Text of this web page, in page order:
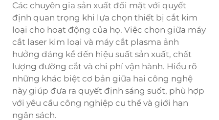
Các chuyên gia sản xuất đối mặt với quyết
định quan trọng khi lựa chọn thiết bị cắt kim
loại cho hoạt động của họ. Việc chọn giữa máy
cắt laser kim loại và máy cắt plasma ảnh
hưởng đáng kể đến hiệu suất sản xuất, chất
lượng đường cắt và chi phí vận hành. Hiểu rõ
những khác biệt cơ bản giữa hai công nghệ
này giúp đưa ra quyết định sáng suốt, phù hợp
với yêu cầu công nghiệp cụ thể và giới hạn
ngân sách.